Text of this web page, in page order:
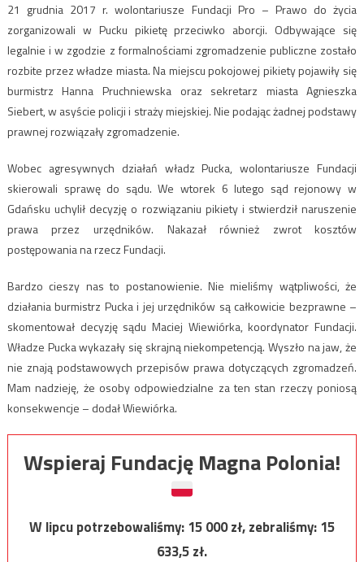
21 grudnia 2017 r. wolontariusze Fundacji Pro – Prawo do życia
zorganizowali w Pucku pikietę przeciwko aborcji. Odbywające się
legalnie i w zgodzie z formalnościami zgromadzenie publiczne zostało
rozbite przez władze miasta. Na miejscu pokojowej pikiety pojawiły się
burmistrz Hanna Pruchniewska oraz sekretarz miasta Agnieszka
Siebert, w asyście policji i straży miejskiej. Nie podając żadnej podstawy
prawnej rozwiązały zgromadzenie.
Wobec agresywnych działań władz Pucka, wolontariusze Fundacji
skierowali sprawę do sądu. We wtorek 6 lutego sąd rejonowy w
Gdańsku uchylił decyzję o rozwiązaniu pikiety i stwierdził naruszenie
prawa przez urzędników. Nakazał również zwrot kosztów
postępowania na rzecz Fundacji.
Bardzo cieszy nas to postanowienie. Nie mieliśmy wątpliwości, że
działania burmistrz Pucka i jej urzędników są całkowicie bezprawne –
skomentował decyzję sądu Maciej Wiewiórka, koordynator Fundacji.
Władze Pucka wykazały się skrajną niekompetencją. Wyszło na jaw, że
nie znają podstawowych przepisów prawa dotyczących zgromadzeń.
Mam nadzieję, że osoby odpowiedzialne za ten stan rzeczy poniosą
konsekwencje – dodał Wiewiórka.
Wspieraj Fundację Magna Polonia!
W lipcu potrzebowaliśmy:15 000zł, zebraliśmy:15
633,5zł.